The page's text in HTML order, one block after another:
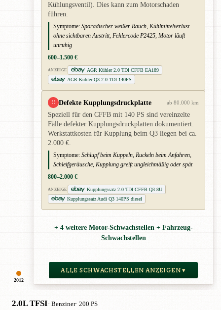
2012
Kühlungsventil). Dies kann zum Motorschaden
führen.
Symptome: Sporadischer weißer Rauch, Kühlmittelverlust
ohne sichtbaren Austritt, Fehlercode P2425, Motor läuft
unruhig
600–1.500 €
ANZEIGE
AGR Kühler 2.0 TDI CFFB EA189
AGR-Kühler Q3 2.0 TDI 140PS
!! Defekte Kupplungsdruckplatte ab 80.000 km
Speziell für den CFFB mit 140 PS sind vereinzelte
Fälle defekter Kupplungsdruckplatten dokumentiert.
Werkstattkosten für Kupplung beim Q3 liegen bei ca.
2.000 €.
Symptome: Schlupf beim Kuppeln, Ruckeln beim Anfahren,
Schleifgeräusche, Kupplung greift ungleichmäßig oder spät
800–2.000 €
ANZEIGE
Kupplungssatz 2.0 TDI CFFB Q3 8U
Kupplungssatz Audi Q3 140PS diesel
+ 4 weitere Motor-Schwachstellen + Fahrzeug-
Schwachstellen
ALLE SCHWACHSTELLEN ANZEIGEN ▾
2.0L TFSI· Benziner· 200 PS